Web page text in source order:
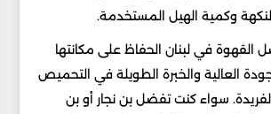
وكمية الهيل المستخدمة.
القهوة في لبنان الحفاظ على مكانتها
العالية والخبرة الطويلة في التحميص
سواء كنت تفضل بن نجار أو بن